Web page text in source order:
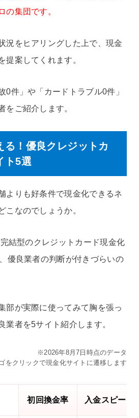
の集団です。
況をヒアリングした上で、現金
提案してくれます。
0件」や「カードトラブル0件」
をご紹介します。
る！優良クレジットカ
ト5選
よりも好条件で現金化できるネ
こなのでしょうか。
結型のクレジットカード現金化
優良業者の判断が付きづらいの
部が実際に使ってみて胸を張っ
業者を5サイト紹介します。
※2026年8月7日時点のデータ
をクリックで現金化サイトに遷移します
初回換金率 入金スピード